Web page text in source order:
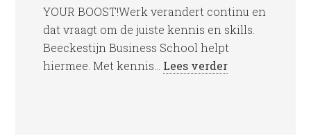
YOUR BOOST!Werk verandert continu en
dat vraagt om de juiste kennis en skills.
Beeckestijn Business School helpt
hiermee. Met kennis... Lees verder